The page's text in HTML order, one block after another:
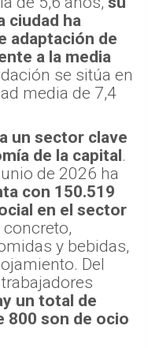
ciudad ha
adaptación de
a la media
se sitúa en
media de 7,4
un sector clave
de la capital.
de 2026 ha
con 150.519
en el sector
concreto,
y bebidas,
Del
un total de
800 son de ocio